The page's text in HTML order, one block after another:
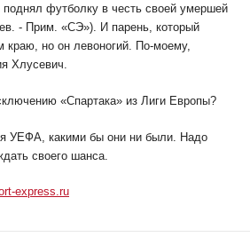
поднял футболку в честь своей умершей
- Прим. «СЭ») И парень, который
краю, но он левоногий. По-моему,
Хлусевич.
«Спартака» из Лиги Европы?
УЕФА, какими бы они ни были. Надо
своего шанса.
express.ru